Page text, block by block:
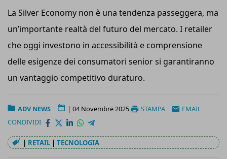
La Silver Economy non è una tendenza passeggera, ma
un’importante realtà del futuro del mercato. I retailer
che oggi investono in accessibilità e comprensione
delle esigenze dei consumatori senior si garantiranno
un vantaggio competitivo duraturo.
ADV NEWS | 04 Novembre 2025 STAMPA
EMAIL
CONDIVIDI
| RETAIL | TECNOLOGIA